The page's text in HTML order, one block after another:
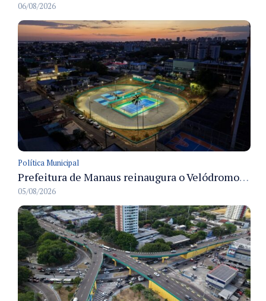
06/08/2026
Política Municipal
Prefeitura de Manaus reinaugura o Velódromo Professora Alzira Campos e entrega espaço esportivo totalmente revitalizado
05/08/2026